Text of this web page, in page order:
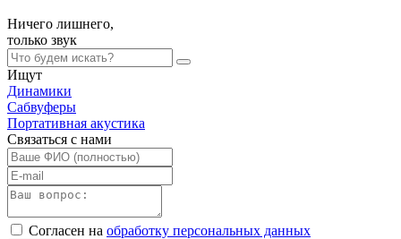
Ничего лишнего,
только звук
Ищут
Динамики
Сабвуферы
Портативная акустика
Связаться с нами
Согласен на обработку персональных данных